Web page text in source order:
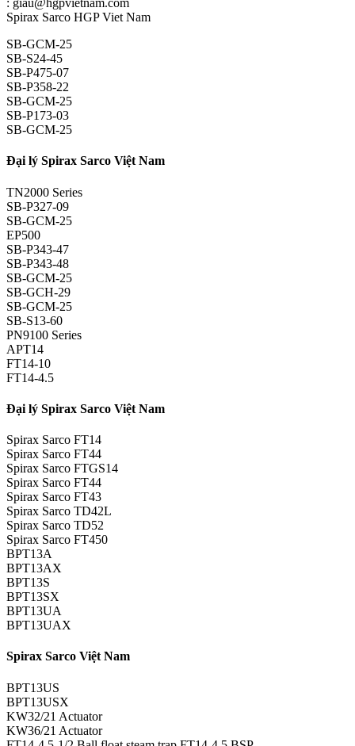
: giau@hgpvietnam.com
Spirax Sarco HGP Viet Nam
SB-GCM-25
SB-S24-45
SB-P475-07
SB-P358-22
SB-GCM-25
SB-P173-03
SB-GCM-25
Đại lý Spirax Sarco Việt Nam
TN2000 Series
SB-P327-09
SB-GCM-25
EP500
SB-P343-47
SB-P343-48
SB-GCM-25
SB-GCH-29
SB-GCM-25
SB-S13-60
PN9100 Series
APT14
FT14-10
FT14-4.5
Đại lý Spirax Sarco Việt Nam
Spirax Sarco FT14
Spirax Sarco FT44
Spirax Sarco FTGS14
Spirax Sarco FT44
Spirax Sarco FT43
Spirax Sarco TD42L
Spirax Sarco TD52
Spirax Sarco FT450
BPT13A
BPT13AX
BPT13S
BPT13SX
BPT13UA
BPT13UAX
Spirax Sarco Việt Nam
BPT13US
BPT13USX
KW32/21 Actuator
KW36/21 Actuator